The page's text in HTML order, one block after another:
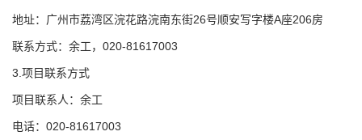
地址：广州市荔湾区浣花路浣南东街26号顺安写字楼A座206房
联系方式：余工， 020-81617003
3. 项目联系方式
项目联系人：余工
电话： 020-81617003